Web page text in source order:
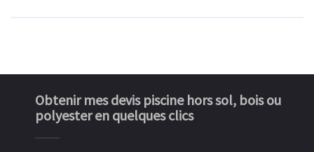
Obtenir mes devis piscine hors sol, bois ou
polyester en quelques clics